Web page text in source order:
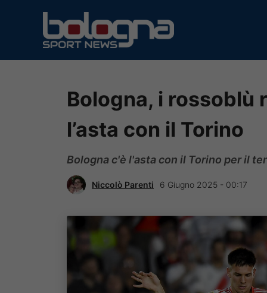
contenuto
Bologna, i rossoblù
l’asta con il Torino
Bologna c'è l'asta con il Torino per il
Niccolò Parenti 6 Giugno 2025 - 00:17